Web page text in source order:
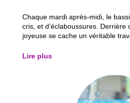
Chaque mardi après-midi, le
cris, et d’éclaboussures. Derrière
joyeuse se cache un véritable
et à développer la confiance en
Lire plus